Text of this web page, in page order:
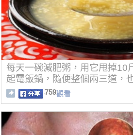
每天一碗減肥粥，用它甩掉10
起電飯鍋，隨便整個兩三道，
~
759觀看